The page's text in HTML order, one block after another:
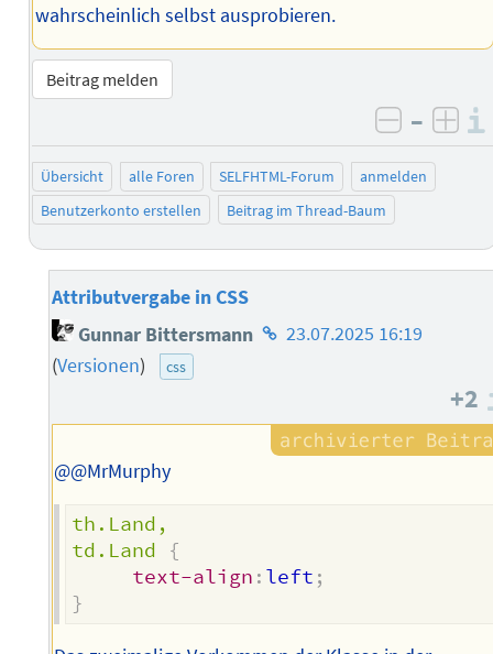
wahrscheinlich selbst ausprobieren.
Beitrag melden
negativ
–
Übersicht alle Foren SELFHTML-Forum
anmelden
Benutzerkonto erstellen
Beitrag im Thread-Baum
Attributvergabe in CSS
Gunnar Bittersmann Homepage
23.07.2025 16:19
(Versionen) css
+2
@@MrMurphy
th.Land,
td.Land
{
text-align : left ;
}